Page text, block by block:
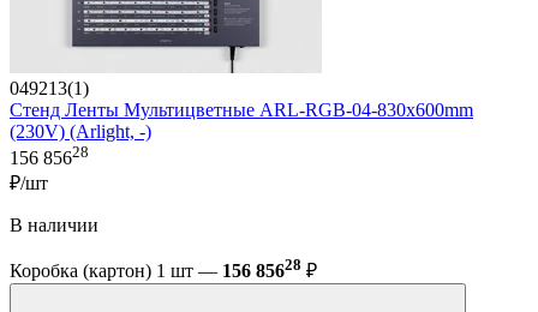
049213(1)
Стенд Ленты Мультицветные ARL-RGB-04-830x600mm
(230V) (Arlight, -)
156 85628
₽/шт
В наличии
Коробка (картон) 1 шт — 156 85628 ₽